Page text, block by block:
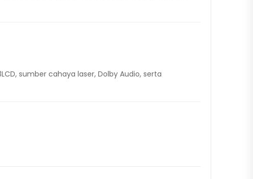
sumber cahaya laser, Dolby Audio, serta